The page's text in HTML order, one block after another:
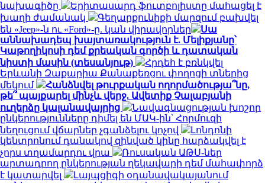
նախագիծը
Երիտասարդ ֆուտբոլիստը մահացել է
խաղի ժամանակ
Գեղարքունիքի մարզում բախվել
են «Jeep»-ն ու «Ford»-ը. կան վիրավորներ
Սա
աննախադեպ խայտառակություն է. Մելիքյանը՝
Կաթողիկոսի դեմ քրեական գործի և դատական
նիստի մասին (տեսանյութ)
Հրդեհ է բռնկվել
Երևանի Զաքարիա Քանաքեռցու փողոցի տներից
մեկում
Հանձնվել թուրքական ողորմածությա՞նը,
թե՞ պայքարել մինչև վերջ. Ավետիք Չալաբյանի
ուղերձը կալանավայրից
Նավագնացության խոշոր
ընկերությունները դիմել են ՄԱԿ-ին՝ Հորմուզի
նեղուցում վճարներ չգանձելու կոչով
Լոնդոնի
կենտրոնում դանակով զինված կինը հարձակվել է
չորս տղամարդու վրա
Ռուսական ԱԹՍ-ներ
արտադրող ընկերության ղեկավարի դեմ մահափորձ
է կատարվել
Լայպցիգի օդանավակայանում